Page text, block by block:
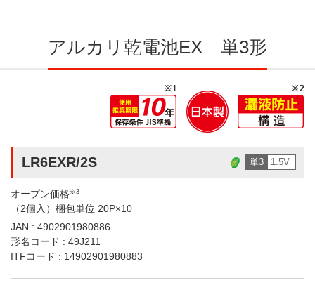
アルカリ乾電池EX 単3形
LR6EXR/2S 単3 1.5V
オープン価格※3
（2個入）梱包単位 20P×10
JAN : 4902901980886
形名コード : 49J211
ITFコード : 14902901980883